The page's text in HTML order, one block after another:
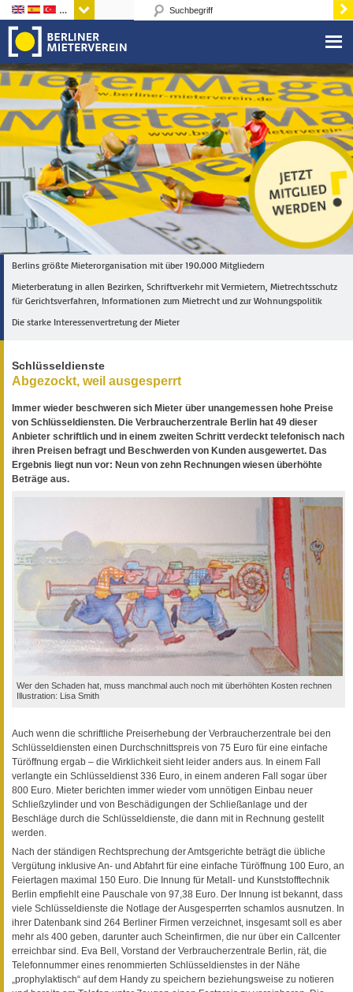
Sprachen
Berlins größte Mieterorganisation mit über 190.000 Mitgliedern
Mieterberatung in allen Bezirken, Schriftverkehr mit Vermietern, Mietrechtsschutz
für Gerichtsverfahren, Informationen zum Mietrecht und zur Wohnungspolitik
Die starke Interessenvertretung der Mieter
Schlüsseldienste
Abgezockt, weil ausgesperrt
Immer wieder beschweren sich Mieter über unangemessen hohe Preise
von Schlüsseldiensten. Die Verbraucherzentrale Berlin hat 49 dieser
Anbieter schriftlich und in einem zweiten Schritt verdeckt telefonisch nach
ihren Preisen befragt und Beschwerden von Kunden ausgewertet. Das
Ergebnis liegt nun vor: Neun von zehn Rechnungen wiesen überhöhte
Beträge aus.
Wer den Schaden hat, muss manchmal auch noch mit überhöhten Kosten rechnen
Illustration: Lisa Smith
Auch wenn die schriftliche Preiserhebung der Verbraucherzentrale bei den
Schlüsseldiensten einen Durchschnittspreis von 75 Euro für eine einfache
Türöffnung ergab – die Wirklichkeit sieht leider anders aus. In einem Fall
verlangte ein Schlüsseldienst 336 Euro, in einem anderen Fall sogar über
800 Euro. Mieter berichten immer wieder vom unnötigen Einbau neuer
Schließzylinder und von Beschädigungen der Schließanlage und der
Beschläge durch die Schlüsseldienste, die dann mit in Rechnung gestellt
werden.
Nach der ständigen Rechtsprechung der Amtsgerichte beträgt die übliche
Vergütung inklusive An- und Abfahrt für eine einfache Türöffnung 100 Euro, an
Feiertagen maximal 150 Euro. Die Innung für Metall- und Kunststofftechnik
Berlin empfiehlt eine Pauschale von 97,38 Euro. Der Innung ist bekannt, dass
viele Schlüsseldienste die Notlage der Ausgesperrten schamlos ausnutzen. In
ihrer Datenbank sind 264 Berliner Firmen verzeichnet, insgesamt soll es aber
mehr als 400 geben, darunter auch Scheinfirmen, die nur über ein Callcenter
erreichbar sind. Eva Bell, Vorstand der Verbraucherzentrale Berlin, rät, die
Telefonnummer eines renommierten Schlüsseldienstes in der Nähe
„prophylaktisch“ auf dem Handy zu speichern beziehungsweise zu notieren